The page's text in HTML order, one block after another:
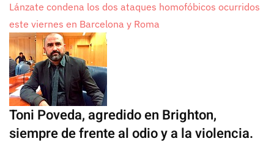
Lánzate condena los dos ataques homofóbicos ocurridos
este viernes en Barcelona y Roma
Toni Poveda, agredido en Brighton,
siempre de frente al odio y a la violencia.